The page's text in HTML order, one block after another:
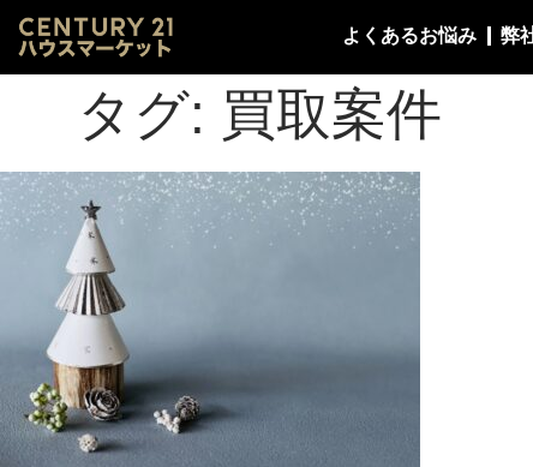
よくあるお悩み 弊
タグ: 買取案件